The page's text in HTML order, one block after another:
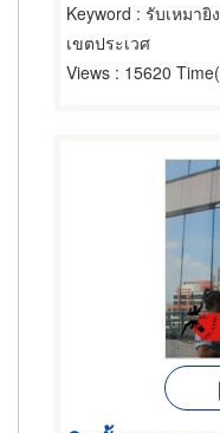
Keyword : รับเหมา
เขตประเวศ
Views : 15620